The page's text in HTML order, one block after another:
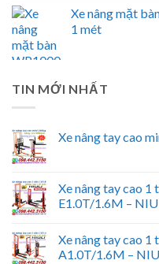
Xe nâng mặt
1 mét
TIN MỚI NHẤT
Xe nâng tay cao
Xe nâng tay cao 1
E1.0T/1.6M –
Xe nâng tay cao 1
A1.0T/1.6M –